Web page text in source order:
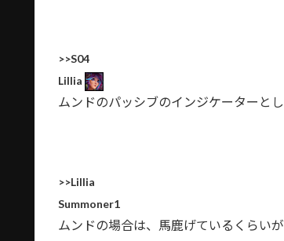
>>S04
Lillia
ムンドのパッシブのインジケーターと
>>Lillia
Summoner1
ムンドの場合は、馬鹿げているくらい